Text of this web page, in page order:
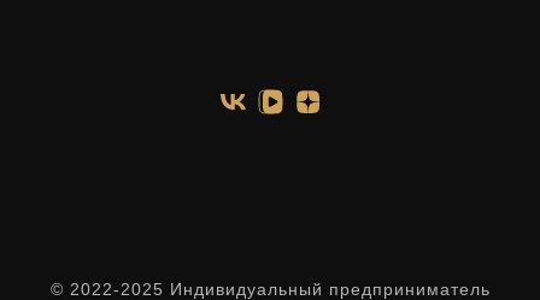
© 2022-2025 Индивидуальный предприниматель